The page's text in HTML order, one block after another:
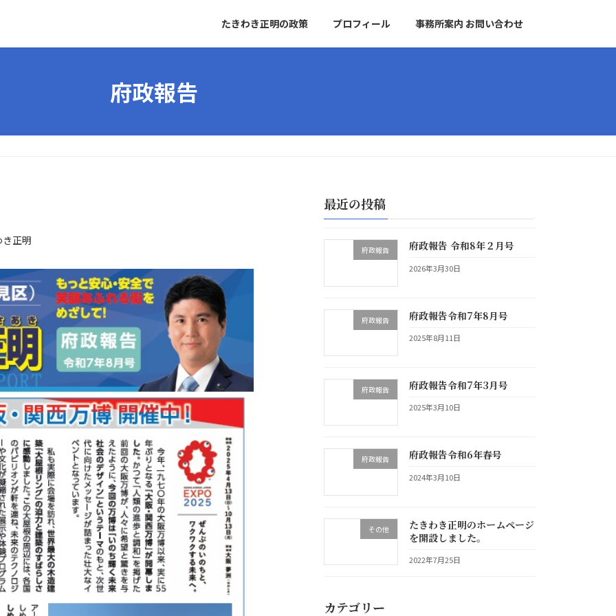
たきわき正明の政策 プロフィール 事務所案内 お問い合わせ
府政報告
正明
最近の投稿
府政報告 府政報告 令和8年２月号
2026年3月30日
府政報告 府政報告令和7年8月号
2025年8月11日
府政報告 府政報告令和7年3月号
2025年3月10日
府政報告 府政報告令和6年春号
2024年3月10日
その他
たきわき正明のホームページ
を開設しました。
2022年7月25日
カテゴリー